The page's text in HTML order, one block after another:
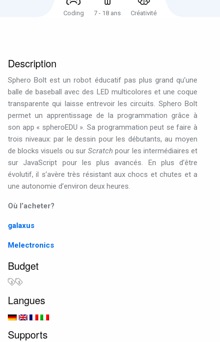
Coding 7 - 18 ans Créativité
Description
Sphero Bolt est un robot éducatif pas plus grand qu’une
balle de baseball avec des LED multicolores et une coque
transparente qui laisse entrevoir les circuits. Sphero Bolt
permet un apprentissage de la programmation grâce à
son app « spheroEDU ». Sa programmation peut se faire à
trois niveaux: par le dessin pour les débutants, au moyen
de blocks visuels ou surScratch pour les intermédiaires et
sur JavaScript pour les plus avancés. En plus d’être
évolutif, il s’avère très résistant aux chocs et chutes et a
une autonomie d’environ deux heures.
Où l’acheter?
galaxus
Melectronics
Budget
Langues
Supports